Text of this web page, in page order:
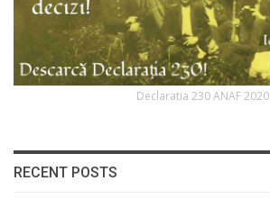
Declaratia 230 ANAF 2020
RECENT POSTS